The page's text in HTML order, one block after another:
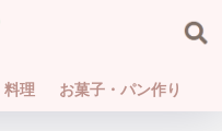
料理 お菓子・パン作り